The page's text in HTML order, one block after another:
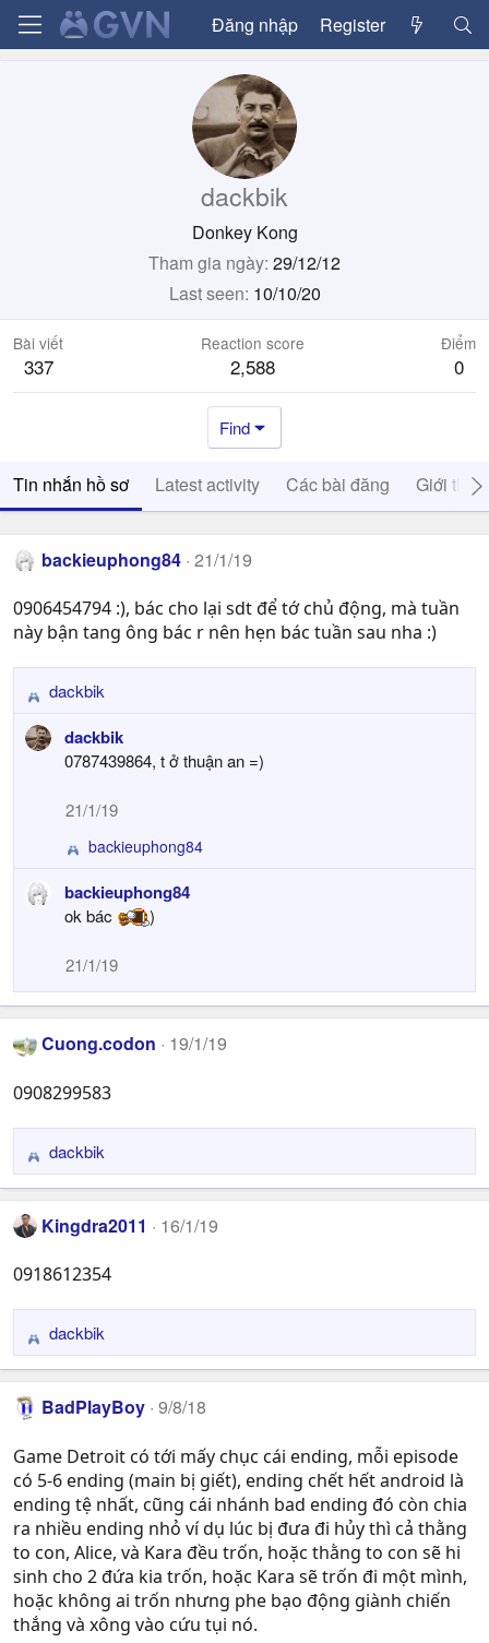
Đăng nhập Register
dackbik
Donkey Kong
Tham gia ngày 29/12/12
Last seen 10/10/20
Bài viết
337
Reaction score
2,588
Điểm
0
Find
Tin nhắn hồ sơ Latest activity Các bài đăng Giới thiệu
backieuphong84 21/1/19
0906454794 :), bác cho lại sdt để tớ chủ động, mà tuần
này bận tang ông bác r nên hẹn bác tuần sau nha :)
R
e
a
s
dackbik
dackbik
0787439864, t ở thuận an =)
21/1/19
R
a
c
n
s
:
backieuphong84
backieuphong84
ok bác )
21/1/19
Cuong.codon 19/1/19
0908299583
R
e
a
c
i
s
:
dackbik
Kingdra2011 16/1/19
0918612354
R
e
a
c
i
o
n
s
:
dackbik
BadPlayBoy 9/8/18
Game Detroit có tới mấy chục cái ending, mỗi episode
có 5-6 ending (main bị giết), ending chết hết android là
ending tệ nhất, cũng cái nhánh bad ending đó còn chia
ra nhiều ending nhỏ ví dụ lúc bị đưa đi hủy thì cả thằng
to con, Alice, và Kara đều trốn, hoặc thằng to con sẽ hi
sinh cho 2 đứa kia trốn, hoặc Kara sẽ trốn đi một mình,
hoặc không ai trốn nhưng phe bạo động giành chiến
thắng và xông vào cứu tụi nó.